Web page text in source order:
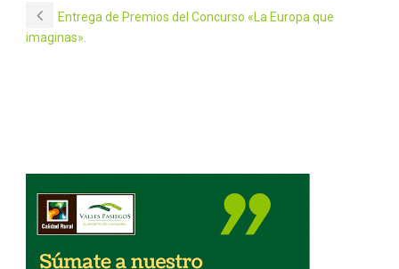
Entrega de Premios del Concurso «La Europa que
imaginas».